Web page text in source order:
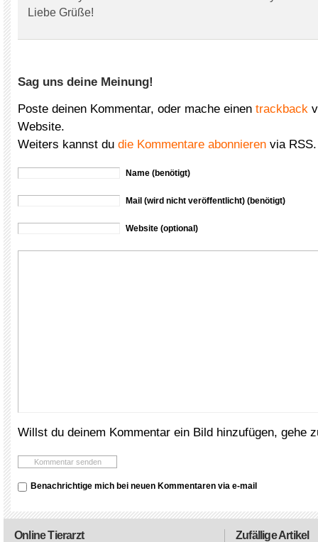
Liebe Grüße!
Sag uns deine Meinung!
Poste deinen Kommentar, oder mache einen trackback
Website.
Weiters kannst du die Kommentare abonnieren via RSS.
Name (benötigt)
Mail (wird nicht veröffentlicht) (benötigt)
Website (optional)
Willst du deinem Kommentar ein Bild hinzufügen, gehe
Benachrichtige mich bei neuen Kommentaren via e-mail
Zufällige Artikel
Online Tierarzt